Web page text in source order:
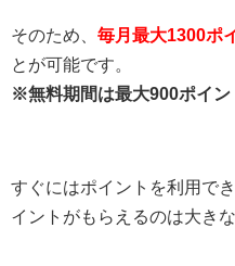
そのため、 毎月最大1300ポ
とが可能です。
※無料期間は最大900ポイン
すぐにはポイントを利用で
イントがもらえるのは大き